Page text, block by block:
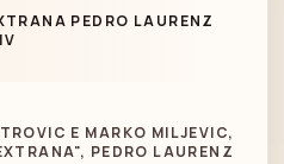
PEDRO LAURENZ
E MARKO MILJEVIC,
PEDRO LAURENZ